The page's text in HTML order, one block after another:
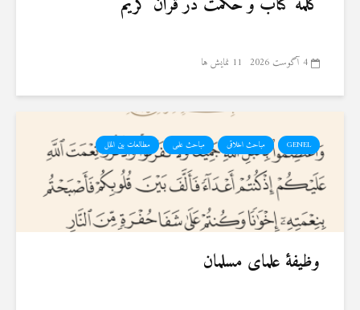
4 آگوست 2026 11 نمایش ها
GENEL مباحث اخلاقی مباحث علمی مطالعات بین الملل
وظیفهٔ علمای مسلمان